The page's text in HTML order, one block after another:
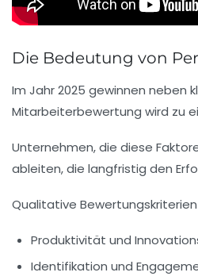
Die Bedeutung von
Im Jahr 2025 gewinnen neben
Mitarbeiterbewertung wird zu
Unternehmen, die diese
ableiten, die langfristig den
Qualitative
Produktivität und
Identifikation und